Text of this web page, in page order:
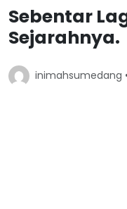
Sebentar
Sejarahnya.
inimahsumedang •